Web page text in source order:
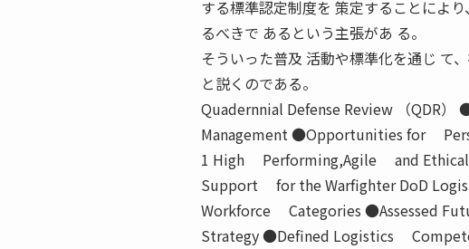
する標準認定制度を 策定することによ
るべきで あるという主張があ る。
そういった普及 活動や標準化を通じ て
と説くのである。
Quadernnial Defense Review （QDR
Management ●Opportunities for
1 High Performing,Agile and
Support for the Warfighter DoD
Workforce Categories ●Assessed
Strategy ●Defined Logistics